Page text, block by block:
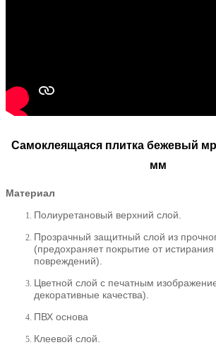
Самоклеящаяся плитка бежевый
мм
Материал
Полиуретановый верхний слой.
Прозрачный защитный слой из
(предохраняет покрытие от
повреждений).
Цветной слой с печатным
декоративные качества).
ПВХ основа
Клеевой слой.